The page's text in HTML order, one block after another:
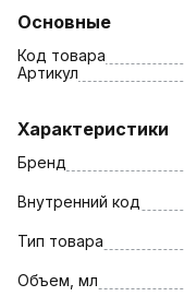
Основные
Код товара
Артикул
Характеристики
Бренд
Внутренний код
Тип товара
Объем, мл